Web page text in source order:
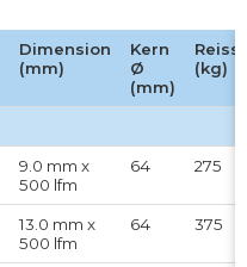
Dimension
(mm)
Kern
Ø
(mm)
(kg)
9.0 mm x
500 lfm
64 275
13.0 mm x
500 lfm
64 375
Dimension
(mm)
Kern
Ø
(mm)
(kg)
9.0 mm x
500 lfm
64 275
13.0 mm x
500 lfm
64 375